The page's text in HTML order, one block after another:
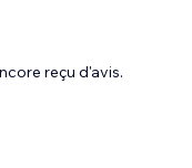
reçu d'avis.